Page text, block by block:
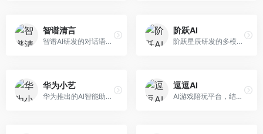
智谱清言
智谱AI研发的对话语言模型，支持中英双语交互。面向中文用户和开发者，提供知识问答、代码编写、文档解读等服务，开源生态完善，学术研究背景深厚。
阶跃AI
阶跃星辰研发的多模态大模型平台，支持文本、图像、视频的综合理解与生成。面向创作者和企业客户，提供内容创作、智能分析等服务，多模态能力突出。
华为小艺
华为推出的AI智能助手网页端，深度整合鸿蒙生态和华为云服务。面向华为设备用户，支持语音交互、智能问答、设备控制等功能，与华为硬件生态无缝衔接。
逗逗AI
AI游戏陪玩平台，结合游戏理解和自然语言交互技术。面向游戏玩家，提供游戏攻略、陪玩互动、社交聊天等服务，游戏知识丰富，互动体验有趣。